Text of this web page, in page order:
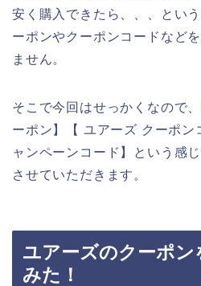
安く購入できたら、、、とい
ーポンやクーポンコードなど
ません。
そこで今回はせっかくなので
ーポン】【 ユアーズ クーポン
ャンペーンコード】という感
させていただきます。
ユアーズのクーポン
みた！